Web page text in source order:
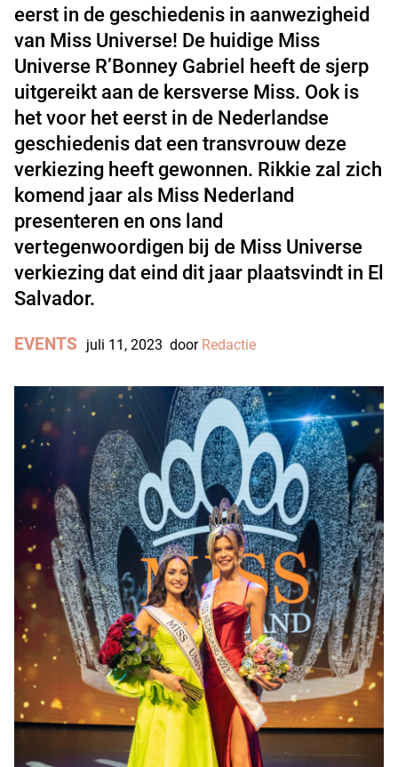
eerst in de geschiedenis in aanwezigheid
van Miss Universe! De huidige Miss
Universe R’Bonney Gabriel heeft de sjerp
uitgereikt aan de kersverse Miss. Ook is
het voor het eerst in de Nederlandse
geschiedenis dat een transvrouw deze
verkiezing heeft gewonnen. Rikkie zal zich
komend jaar als Miss Nederland
presenteren en ons land
vertegenwoordigen bij de Miss Universe
verkiezing dat eind dit jaar plaatsvindt in El
Salvador.
EVENTS juli 11, 2023 door Redactie